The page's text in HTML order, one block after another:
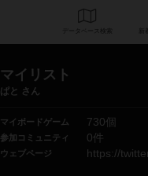
データベース
マイリスト
ぱと さん
マイボードゲーム 730個
参加コミュニティ 0件
ウェブページ https://